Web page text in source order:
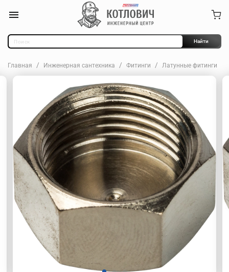
Найти
Главная Инженерная сантехника Фитинги Латунные фитинги